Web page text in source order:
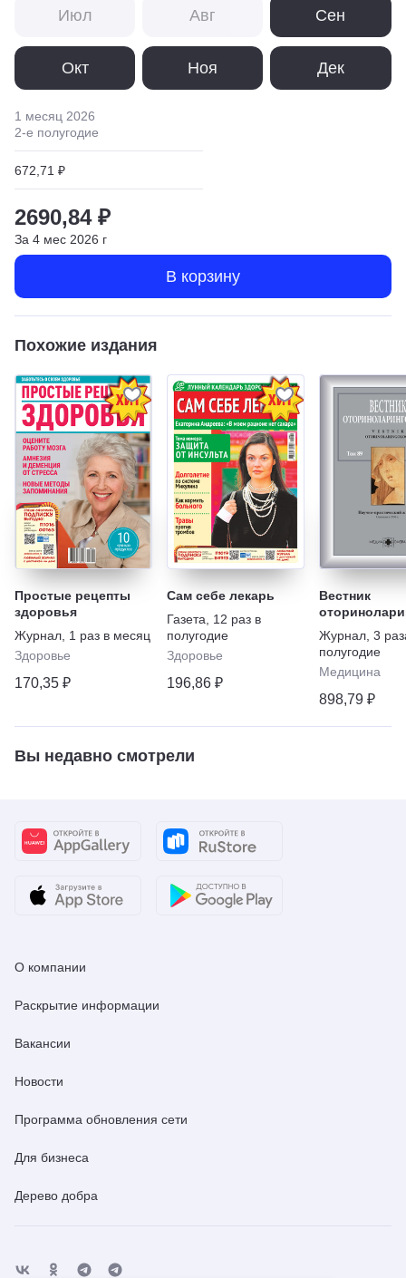
Июл Авг Сен
Окт Ноя Дек
1 месяц 2026
2-е полугодие
672,71 ₽
2690,84 ₽
За 4 мес 2026 г
В корзину
Похожие издания
Простые рецепты
здоровья
Журнал 1 раз в месяц
Здоровье
170,35 ₽
Сам себе лекарь
Газета
12 раз в
полугодие
Здоровье
196,86 ₽
Вестник
Журнал 3
полугодие
Медицина
898,79 ₽
Вы недавно смотрели
О компании
Раскрытие информации
Вакансии
Новости
Программа обновления сети
Для бизнеса
Дерево добра